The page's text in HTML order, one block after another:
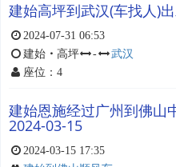
建始高坪到武汉(车找人)
2024-07-31 06:53
建始・ 高坪 -
武汉
座位：4
建始恩施经过广州到佛山
2024-03-15
2024-03-15 17:35